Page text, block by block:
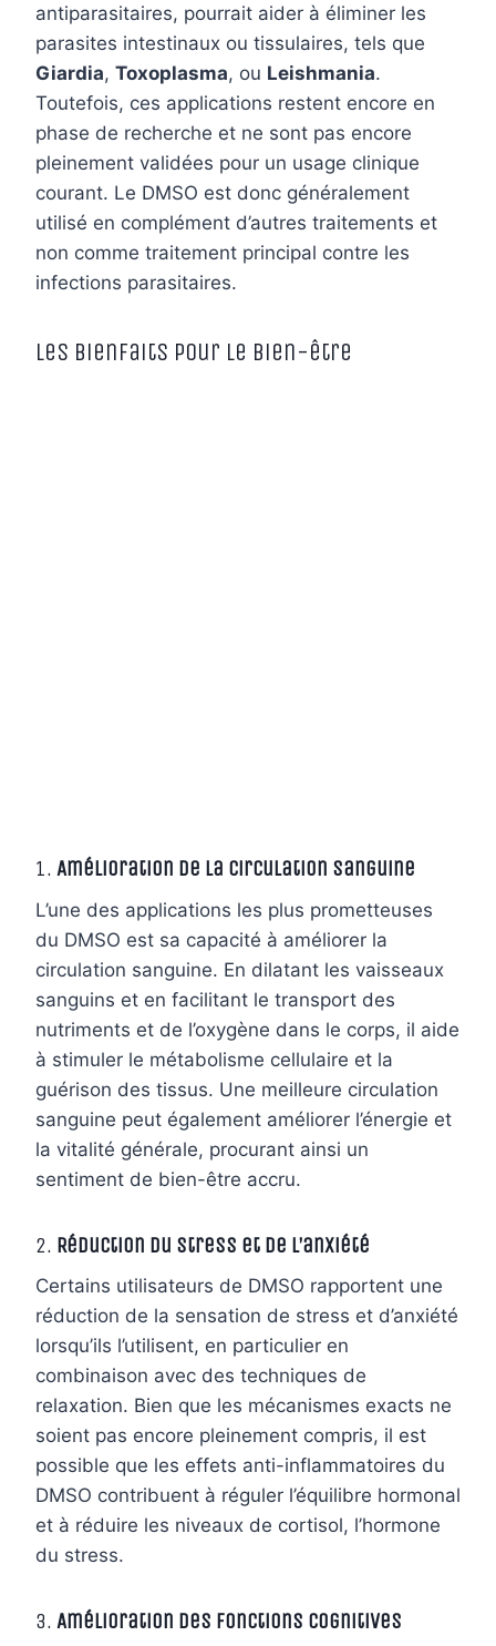
antiparasitaires, pourrait aider à éliminer les
parasites intestinaux ou tissulaires, tels que
Giardia, Toxoplasma, ou Leishmania.
Toutefois, ces applications restent encore en
phase de recherche et ne sont pas encore
pleinement validées pour un usage clinique
courant. Le DMSO est donc généralement
utilisé en complément d’autres traitements et
non comme traitement principal contre les
infections parasitaires.
Les bienfaits pour le bien-être
1. Amélioration de la circulation sanguine
L’une des applications les plus prometteuses
du DMSO est sa capacité à améliorer la
circulation sanguine. En dilatant les vaisseaux
sanguins et en facilitant le transport des
nutriments et de l’oxygène dans le corps, il aide
à stimuler le métabolisme cellulaire et la
guérison des tissus. Une meilleure circulation
sanguine peut également améliorer l’énergie et
la vitalité générale, procurant ainsi un
sentiment de bien-être accru.
2. Réduction du stress et de l’anxiété
Certains utilisateurs de DMSO rapportent une
réduction de la sensation de stress et d’anxiété
lorsqu’ils l’utilisent, en particulier en
combinaison avec des techniques de
relaxation. Bien que les mécanismes exacts ne
soient pas encore pleinement compris, il est
possible que les effets anti-inflammatoires du
DMSO contribuent à réguler l’équilibre hormonal
et à réduire les niveaux de cortisol, l’hormone
du stress.
3. Amélioration des fonctions cognitives